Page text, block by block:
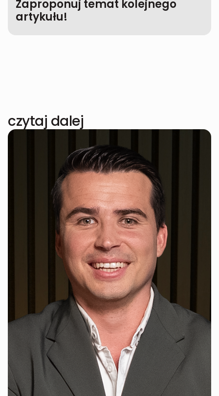
Zaproponuj temat kolejnego
artykułu!
czytaj dalej